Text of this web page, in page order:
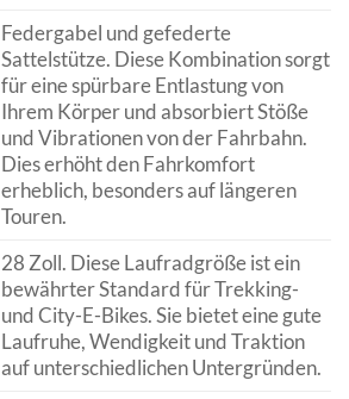
Federgabel und gefederte
Sattelstütze. Diese Kombination sorgt
für eine spürbare Entlastung von
Ihrem Körper und absorbiert Stöße
und Vibrationen von der Fahrbahn.
Dies erhöht den Fahrkomfort
erheblich, besonders auf längeren
Touren.
28 Zoll. Diese Laufradgröße ist ein
bewährter Standard für Trekking-
und City-E-Bikes. Sie bietet eine gute
Laufruhe, Wendigkeit und Traktion
auf unterschiedlichen Untergründen.